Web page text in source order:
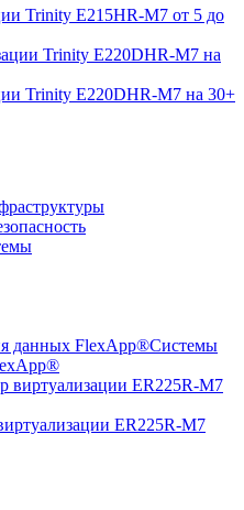
Trinity E215HR-M7 от 5 до
Trinity E220DHR-M7 на 30+
Системы
ER225R-M7